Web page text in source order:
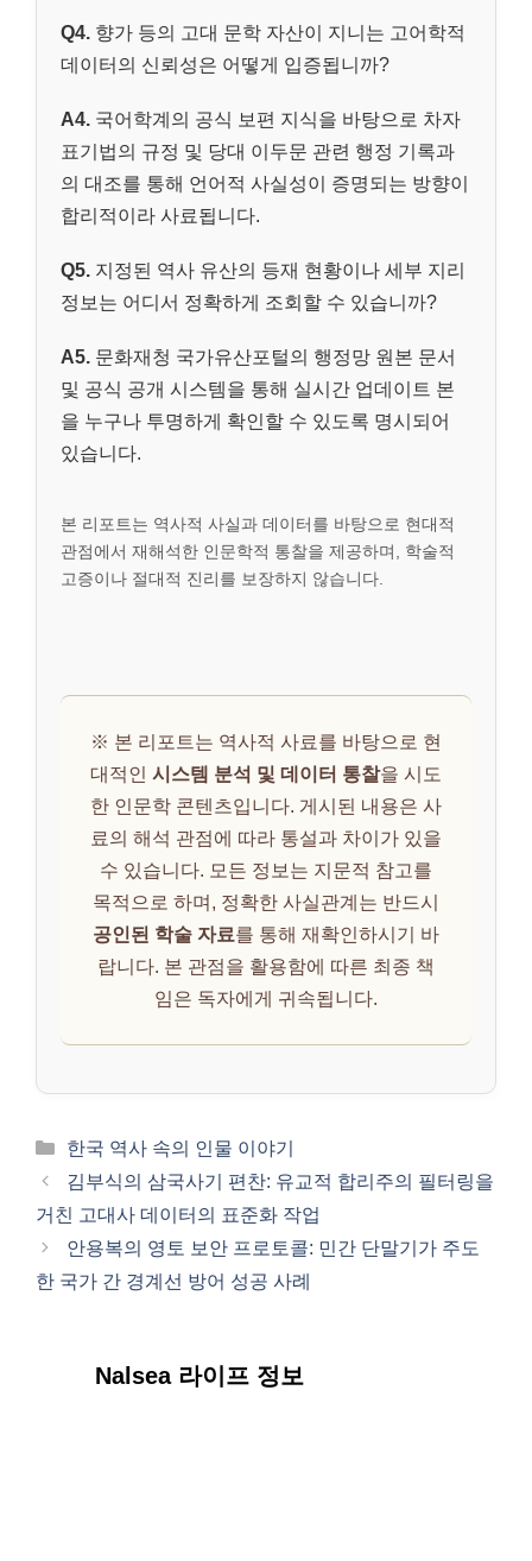
Q4. 향가 등의 고대 문학 자산이 지니는 고어학적
데이터의 신뢰성은 어떻게 입증됩니까?
A4. 국어학계의 공식 보편 지식을 바탕으로 차자
표기법의 규정 및 당대 이두문 관련 행정 기록과
의 대조를 통해 언어적 사실성이 증명되는 방향이
합리적이라 사료됩니다.
Q5. 지정된 역사 유산의 등재 현황이나 세부 지리
정보는 어디서 정확하게 조회할 수 있습니까?
A5. 문화재청 국가유산포털의 행정망 원본 문서
및 공식 공개 시스템을 통해 실시간 업데이트 본
을 누구나 투명하게 확인할 수 있도록 명시되어
있습니다.
본 리포트는 역사적 사실과 데이터를 바탕으로 현대적
관점에서 재해석한 인문학적 통찰을 제공하며, 학술적
고증이나 절대적 진리를 보장하지 않습니다.
※ 본 리포트는 역사적 사료를 바탕으로 현
대적인 시스템 분석 및 데이터 통찰을 시도
한 인문학 콘텐츠입니다. 게시된 내용은 사
료의 해석 관점에 따라 통설과 차이가 있을
수 있습니다. 모든 정보는 지문적 참고를
목적으로 하며, 정확한 사실관계는 반드시
공인된 학술 자료를 통해 재확인하시기 바
랍니다. 본 관점을 활용함에 따른 최종 책
임은 독자에게 귀속됩니다.
카
테
고
한국 역사 속의 인물 이야기
김부식의 삼국사기 편찬: 유교적 합리주의 필터링을
거친 고대사 데이터의 표준화 작업
안용복의 영토 보안 프로토콜: 민간 단말기가 주도
한 국가 간 경계선 방어 성공 사례
Nalsea 라이프 정보